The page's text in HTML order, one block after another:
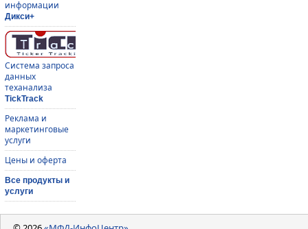
информации
Дикси+
Система запроса
данных
теханализа
TickTrack
Реклама и
маркетинговые
услуги
Цены и оферта
Все продукты и
услуги